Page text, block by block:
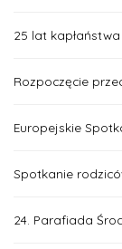
25 lat
Rozpoczęcie
Europejskie
Spotkanie
24. Parafiada